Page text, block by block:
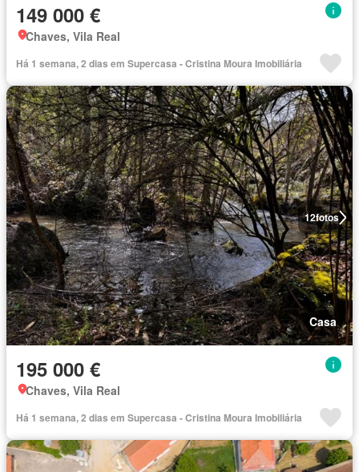
149 000 €
Chaves, Vila Real
Há 1 semana, 2 dias em Supercasa - Cristina Moura Imobiliária
12fotos
Casa
195 000 €
Chaves, Vila Real
Há 1 semana, 2 dias em Supercasa - Cristina Moura Imobiliária